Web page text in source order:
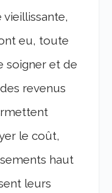
eu, toute
soigner et de
revenus
le coût,
haut
leurs